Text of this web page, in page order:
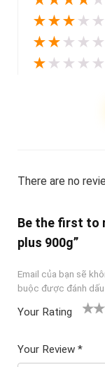
★★★ ★ ★
★★ ★ ★ ★
★ ★ ★ ★ ★
There are no
Be the first to
plus 900g”
Email của bạn sẽ
buộc được đánh dấu
Your Rating
ê
5
Your Review *